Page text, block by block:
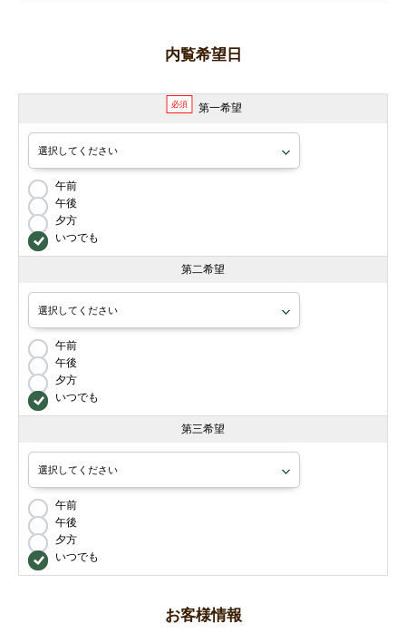
内覧希望日
必須 第一希望
午前
午後
夕方
いつでも
第二希望
午前
午後
夕方
いつでも
第三希望
午前
午後
夕方
いつでも
お客様情報